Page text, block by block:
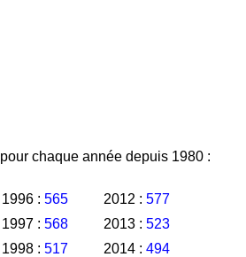
pour chaque année depuis 1980 :
1996 : 565
1997 : 568
1998 : 517
2012 : 577
2013 : 523
2014 : 494